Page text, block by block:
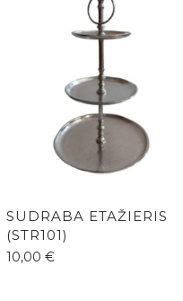
SUDRABA ETAŽIERIS
(STR101)
10,00€